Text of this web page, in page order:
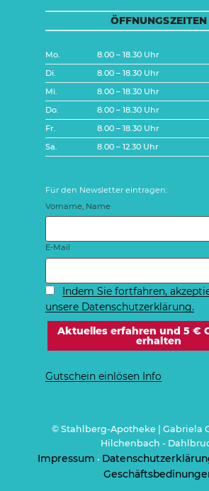
ÖFFNUNGSZEITEN
Mo.
8.00 – 18.30 Uhr
Di.
8.00 – 18.30 Uhr
Mi.
8.00 – 18.30 Uhr
Do.
8.00 – 18.30 Uhr
Fr.
8.00 – 18.30 Uhr
Sa.
8.00 – 12.30 Uhr
Für den Newsletter eintragen:
Vorname, Name
E-Mail
Indem Sie fortfahren,
unsere Datenschutzerklärung.
Gutschein einlösen Info
© Stahlberg-Apotheke | Gabriela
Hilchenbach -
Impressum •